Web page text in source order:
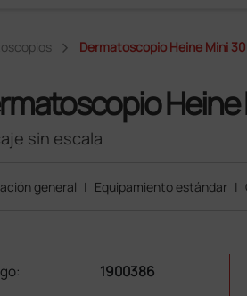
Dermatoscopio Heine Mini
Heine
sin escala
general | Equipamiento estándar |
1900386